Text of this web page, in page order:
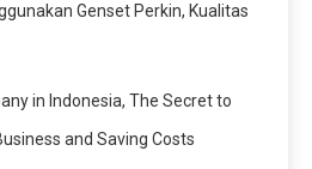
Genset Perkin, Kualitas
in Indonesia, The Secret to
and Saving Costs